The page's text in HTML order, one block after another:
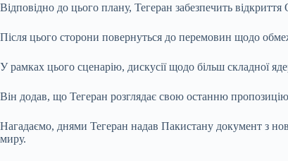
Відповідно до цього плану, Тегеран забезпечить
Після цього сторони повернуться до перемовин щодо
У рамках цього сценарію, дискусії щодо більш складної
Він додав, що Тегеран розглядає свою останню
Нагадаємо, днями Тегеран надав Пакистану документ з
миру.